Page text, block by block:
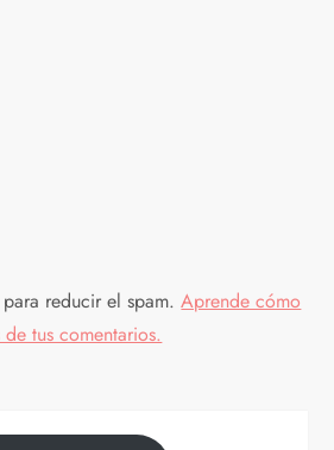
para reducir el spam.Aprende cómo
tus comentarios.